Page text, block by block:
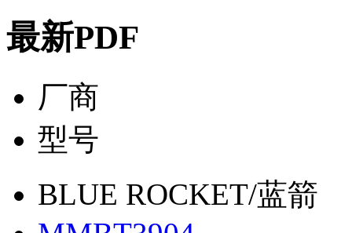
最新PDF
厂商
型号
BLUE ROCKET/蓝箭